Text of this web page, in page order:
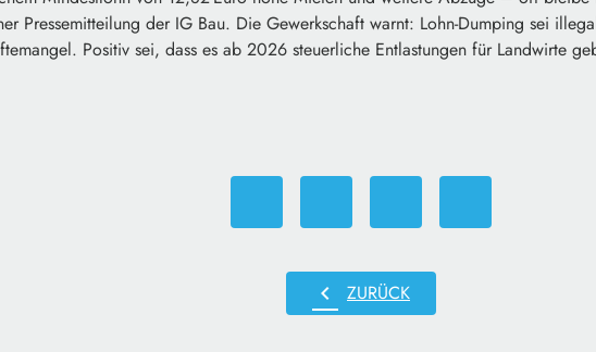
Pressemitteilung der IG Bau. Die Gewerkschaft warnt: Lohn-Dumping sei
Positiv sei, dass es ab 2026 steuerliche Entlastungen für Landwirte
chevron_left ZURÜCK